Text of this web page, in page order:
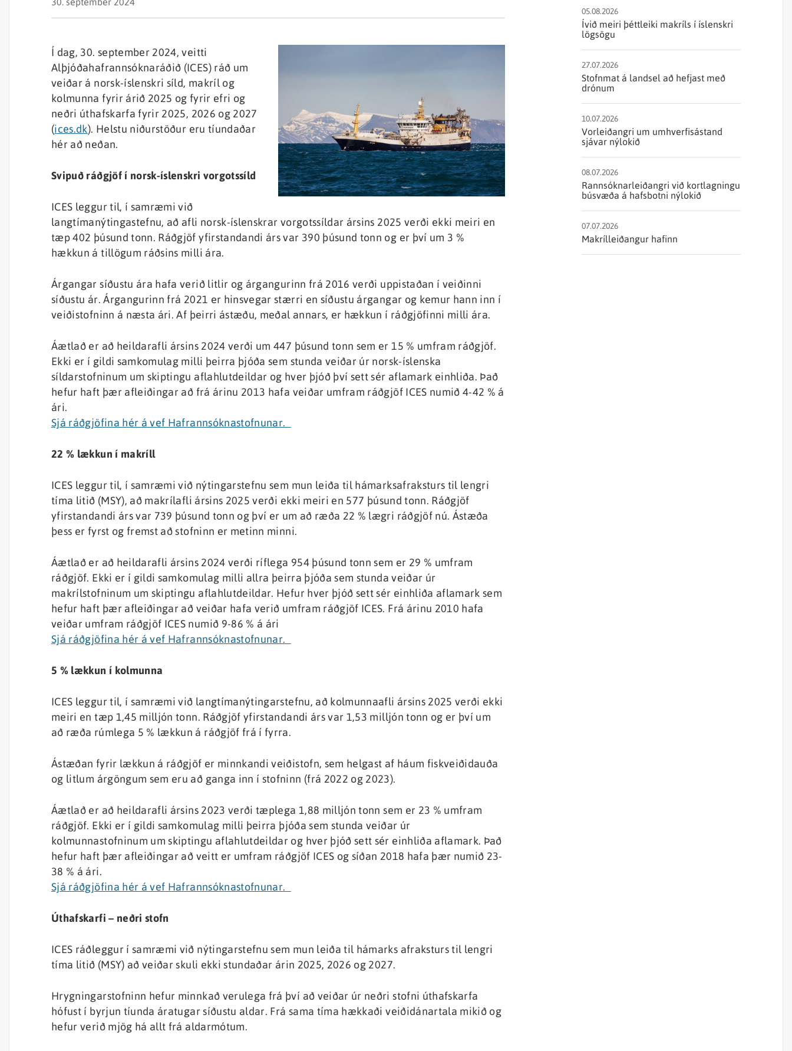
Í dag, 30. september 2024, veitti
Alþjóðahafrannsóknaráðið (ICES) ráð um
veiðar á norsk-íslenskri síld, makríl og
kolmunna fyrir árið 2025 og fyrir efri og
neðri úthafskarfa fyrir 2025, 2026 og 2027
(ices.dk). Helstu niðurstöður eru tíundaðar
hér að neðan.
Svipuð ráðgjöf í norsk-íslenskri vorgotssíld
ICES leggur til, í samræmi við
langtímanýtingastefnu, að afli norsk-íslenskrar vorgotssíldar ársins 2025 verði ekki meiri en
tæp 402 þúsund tonn. Ráðgjöf yfirstandandi árs var 390 þúsund tonn og er því um 3 %
hækkun á tillögum ráðsins milli ára.
Árgangar síðustu ára hafa verið litlir og árgangurinn frá 2016 verði uppistaðan í veiðinni
síðustu ár. Árgangurinn frá 2021 er hinsvegar stærri en síðustu árgangar og kemur hann inn í
veiðistofninn á næsta ári. Af þeirri ástæðu, meðal annars, er hækkun í ráðgjöfinni milli ára.
Áætlað er að heildarafli ársins 2024 verði um 447 þúsund tonn sem er 15 % umfram ráðgjöf.
Ekki er í gildi samkomulag milli þeirra þjóða sem stunda veiðar úr norsk-íslenska
síldarstofninum um skiptingu aflahlutdeildar og hver þjóð því sett sér aflamark einhliða. Það
hefur haft þær afleiðingar að frá árinu 2013 hafa veiðar umfram ráðgjöf ICES numið 4-42 % á
ári.
Sjá ráðgjöfina hér á vef Hafrannsóknastofnunar.
22 % lækkun í makríll
ICES leggur til, í samræmi við nýtingarstefnu sem mun leiða til hámarksafraksturs til lengri
tíma litið (MSY), að makrílafli ársins 2025 verði ekki meiri en 577 þúsund tonn. Ráðgjöf
yfirstandandi árs var 739 þúsund tonn og því er um að ræða 22 % lægri ráðgjöf nú. Ástæða
þess er fyrst og fremst að stofninn er metinn minni.
Áætlað er að heildarafli ársins 2024 verði ríflega 954 þúsund tonn sem er 29 % umfram
ráðgjöf. Ekki er í gildi samkomulag milli allra þeirra þjóða sem stunda veiðar úr
makrílstofninum um skiptingu aflahlutdeildar. Hefur hver þjóð sett sér einhliða aflamark sem
hefur haft þær afleiðingar að veiðar hafa verið umfram ráðgjöf ICES. Frá árinu 2010 hafa
veiðar umfram ráðgjöf ICES numið 9-86 % á ári
Sjá ráðgjöfina hér á vef Hafrannsóknastofnunar.
5 % lækkun í kolmunna
ICES leggur til, í samræmi við langtímanýtingarstefnu, að kolmunnaafli ársins 2025 verði ekki
meiri en tæp 1,45 milljón tonn. Ráðgjöf yfirstandandi árs var 1,53 milljón tonn og er því um
að ræða rúmlega 5 % lækkun á ráðgjöf frá í fyrra.
Ástæðan fyrir lækkun á ráðgjöf er minnkandi veiðistofn, sem helgast af háum fiskveiðidauða
og litlum árgöngum sem eru að ganga inn í stofninn (frá 2022 og 2023).
Áætlað er að heildarafli ársins 2023 verði tæplega 1,88 milljón tonn sem er 23 % umfram
ráðgjöf. Ekki er í gildi samkomulag milli þeirra þjóða sem stunda veiðar úr
kolmunnastofninum um skiptingu aflahlutdeildar og hver þjóð sett sér einhliða aflamark. Það
hefur haft þær afleiðingar að veitt er umfram ráðgjöf ICES og síðan 2018 hafa þær numið 23-
38 % á ári.
Sjá ráðgjöfina hér á vef Hafrannsóknastofnunar.
Úthafskarfi – neðri stofn
ICES ráðleggur í samræmi við nýtingarstefnu sem mun leiða til hámarks afraksturs til lengri
tíma litið (MSY) að veiðar skuli ekki stundaðar árin 2025, 2026 og 2027.
Hrygningarstofninn hefur minnkað verulega frá því að veiðar úr neðri stofni úthafskarfa
hófust í byrjun tíunda áratugar síðustu aldar. Frá sama tíma hækkaði veiðidánartala mikið og
hefur verið mjög há allt frá aldarmótum.
05.08.2026
Ívið meiri þéttleiki makríls í íslenskri
lögsögu
27.07.2026
Stofnmat á landsel að hefjast með
drónum
10.07.2026
Vorleiðangri um umhverfisástand
sjávar nýlokið
08.07.2026
Rannsóknarleiðangri við kortlagningu
búsvæða á hafsbotni nýlokið
07.07.2026
Makrílleiðangur hafinn